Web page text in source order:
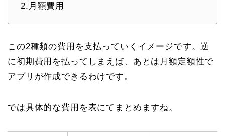
2.月額費用
この2種類の費用を支払っていくイメージです。逆
に初期費用を払ってしまえば、あとは月額定額性で
アプリが作成できるわけです。
では具体的な費用を表にてまとめますね。